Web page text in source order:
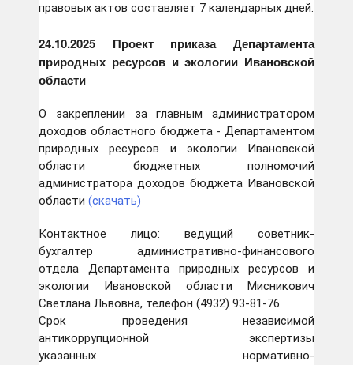
правовых актов составляет 7 календарных дней.
24.10.2025 Проект приказа Департамента
природных ресурсов и экологии Ивановской
области
О закреплении за главным администратором
доходов областного бюджета - Департаментом
природных ресурсов и экологии Ивановской
области бюджетных полномочий
администратора доходов бюджета Ивановской
области (скачать)
Контактное лицо: ведущий советник-
бухгалтер административно-финансового
отдела Департамента природных ресурсов и
экологии Ивановской области Мисникович
Светлана Львовна, телефон (4932) 93-81-76.
Срок проведения независимой
антикоррупционной экспертизы
указанных нормативно-